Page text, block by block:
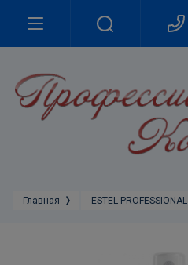
Главная ESTEL PROFESSIONAL